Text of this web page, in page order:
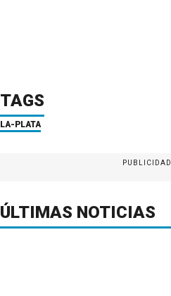
TAGS
LA-PLATA
PUBLICIDAD
ÚLTIMAS NOTICIAS